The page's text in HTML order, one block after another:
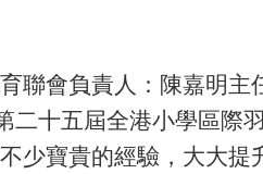
聯會負責人：陳嘉明主
十五屆全港小學區
少寶貴的經驗，大大